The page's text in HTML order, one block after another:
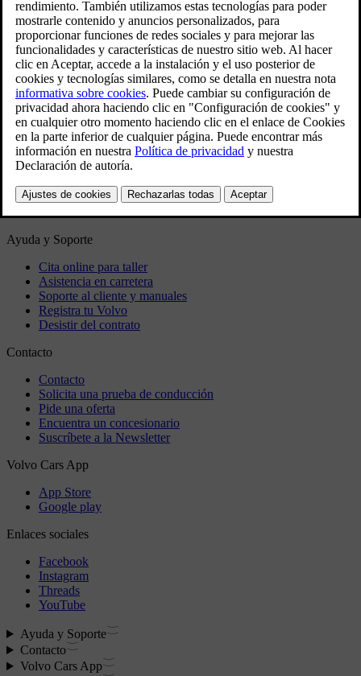
Manual de usuario
Software del automóvil
Interior
Exterior
Información normativa
Descarga la aplicación
Ver las últimas actualizaciones de software